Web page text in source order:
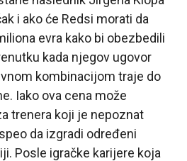
i ako će Redsi morati da
evra kako bi obezbedili
kada njegov ugovor
kombinacijom traje do
Iako ova cena može
trenera koji je nepoznat
da izgradi određeni
Posle igračke karijere koja